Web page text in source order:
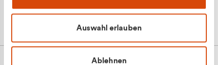
Auswahl erlauben
Ablehnen